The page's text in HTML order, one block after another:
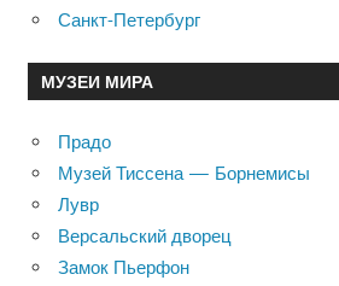
Санкт-Петербург
МУЗЕИ МИРА
Прадо
Музей Тиссена — Борнемисы
Лувр
Версальский дворец
Замок Пьерфон